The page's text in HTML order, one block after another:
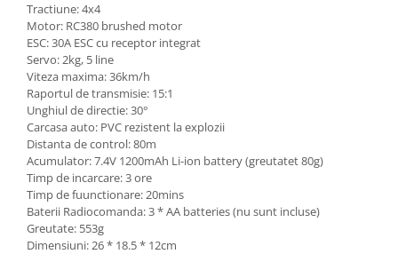
Tractiune: 4x4
Motor: RC380 brushed motor
ESC: 30A ESC cu receptor integrat
Servo: 2kg, 5 line
Viteza maxima: 36km/h
Raportul de transmisie: 15:1
Unghiul de directie: 30°
Carcasa auto: PVC rezistent la explozii
Distanta de control: 80m
Acumulator: 7.4V 1200mAh Li-ion battery (greutatet 80g)
Timp de incarcare: 3 ore
Timp de fuunctionare: 20mins
Baterii Radiocomanda: 3 * AA batteries (nu sunt incluse)
Greutate: 553g
Dimensiuni: 26 * 18.5 * 12cm